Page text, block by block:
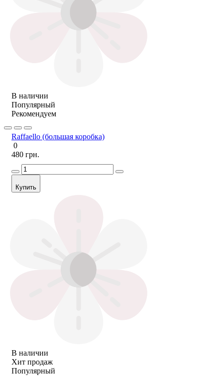
В наличии
Популярный
Рекомендуем
Raffaello (большая коробка)
0
480 грн.
Купить
В наличии
Хит продаж
Популярный